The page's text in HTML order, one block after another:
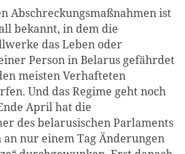
Abschreckungsmaßnahmen ist
bekannt, in dem die
das Leben oder
Person in Belarus gefährdet
meisten Verhafteten
Und das Regime geht noch
April hat die
des belarusischen Parlaments
nur einem Tag Änderungen